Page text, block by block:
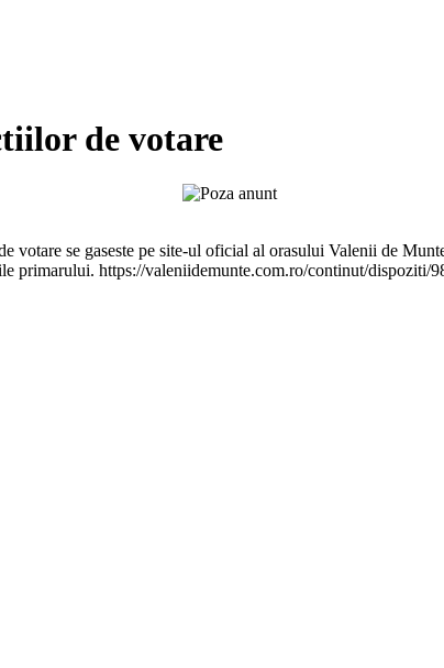
de votare
se gaseste pe site-ul oficial al orasului Valenii de
primarului. https://valeniidemunte.com.ro/continut/dispoziti/